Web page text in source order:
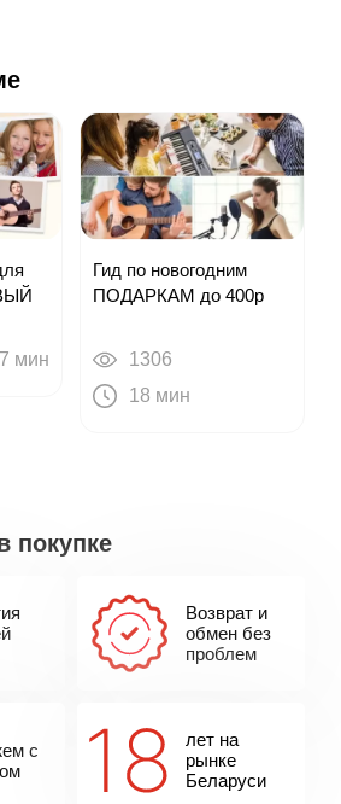
мин
Гид по новогодним
ПОДАРКАМ до 400р
1306
18 мин
покупке
Возврат и
обмен без
проблем
с
лет на
рынке
Беларуси